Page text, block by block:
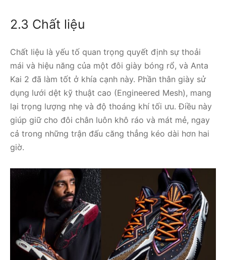
2.3 Chất liệu
Chất liệu là yếu tố quan trọng quyết định sự thoải
mái và hiệu năng của một đôi giày bóng rổ, và Anta
Kai 2 đã làm tốt ở khía cạnh này. Phần thân giày sử
dụng lưới dệt kỹ thuật cao (Engineered Mesh), mang
lại trọng lượng nhẹ và độ thoáng khí tối ưu. Điều này
giúp giữ cho đôi chân luôn khô ráo và mát mẻ, ngay
cả trong những trận đấu căng thẳng kéo dài hơn hai
giờ.